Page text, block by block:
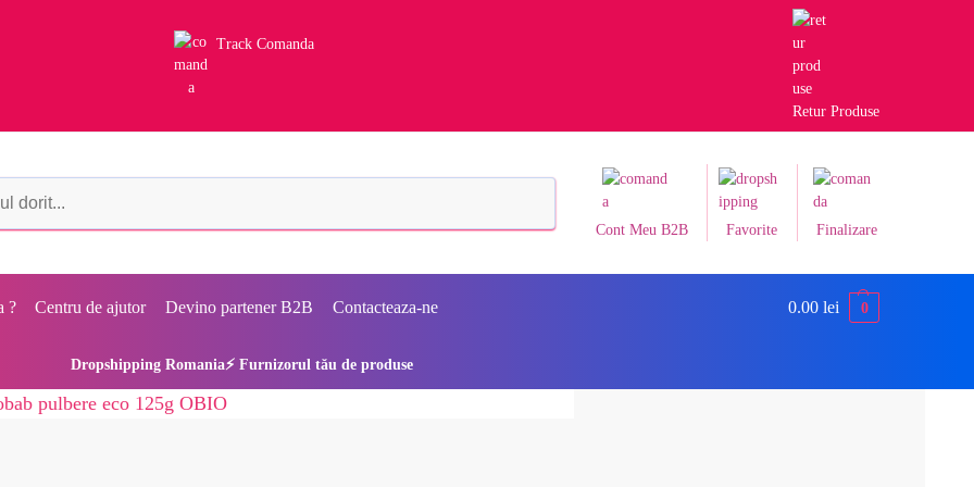
Track Comanda
Retur Produse
Cont Meu B2B Favorite Finalizare
? Centru de ajutor Devino partener B2B Contacteaza-ne 0.00 lei 0
Dropshipping Romania⚡ Furnizorul tău de produse